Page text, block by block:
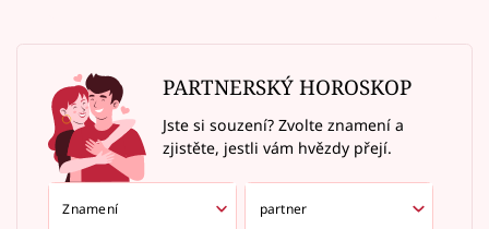
PARTNERSKÝ HOROSKOP
Jste si souzení? Zvolte znamení a
zjistěte, jestli vám hvězdy přejí.